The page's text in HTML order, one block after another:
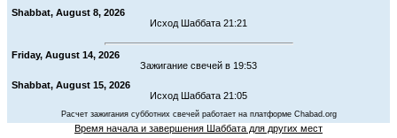
Shabbat, August 8, 2026
Исход Шаббата 21:21
Friday, August 14, 2026
Зажигание свечей в 19:53
Shabbat, August 15, 2026
Исход Шаббата 21:05
Расчет зажигания субботних свечей работает на платформе Chabad.org
Время начала и завершения Шаббата для других мест